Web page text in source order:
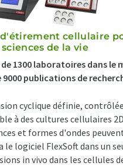
cellulaire
de la vie
1300 laboratoires dans le
9000 publications de
cyclique définie,
à des cultures cellulaires
et formes d'ondes
le logiciel FlexSoft dans un
in vivo dans les cellules